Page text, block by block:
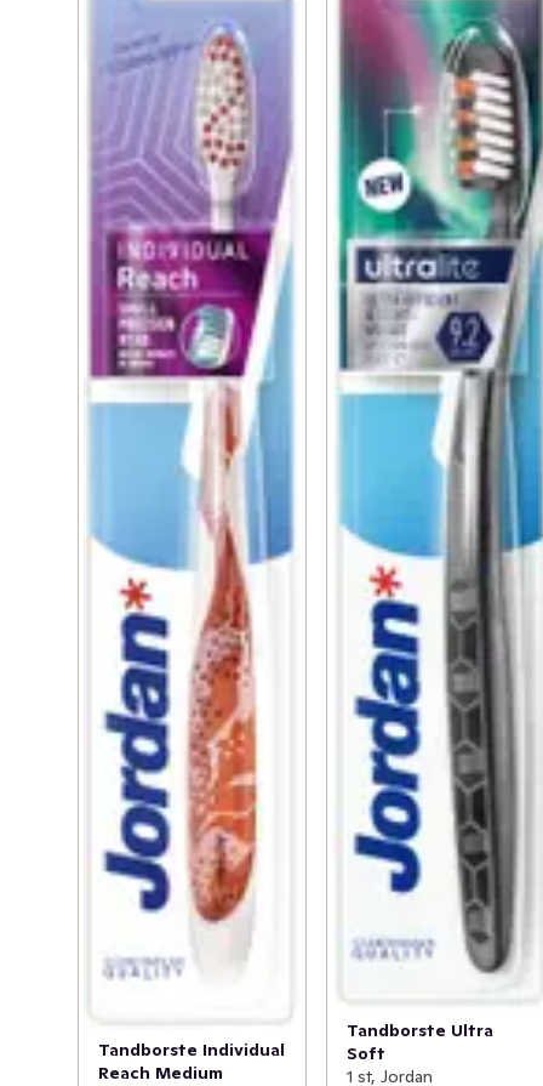
Tandborste Individual
Reach Medium
Tandborste Ultra
Soft
1 st, Jordan